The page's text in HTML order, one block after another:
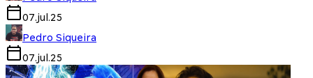
07.jul.25
Pedro Siqueira
07.jul.25